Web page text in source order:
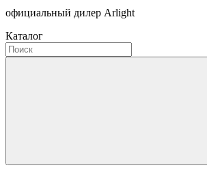
официальный дилер Arlight
Каталог